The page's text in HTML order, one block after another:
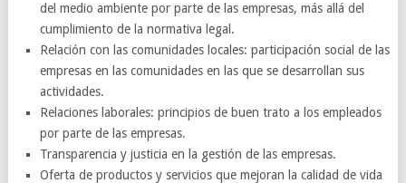
del medio ambiente por parte de las empresas, más allá del
cumplimiento de la normativa legal.
Relación con las comunidades locales: participación social de las
empresas en las comunidades en las que se desarrollan sus
actividades.
Relaciones laborales: principios de buen trato a los empleados
por parte de las empresas.
Transparencia y justicia en la gestión de las empresas.
Oferta de productos y servicios que mejoran la calidad de vida